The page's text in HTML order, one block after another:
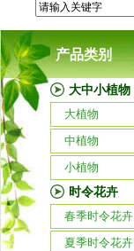
产品类别
大中小植物
大植物
中植物
小植物
时令花卉
春季时令花卉
夏季时令花卉